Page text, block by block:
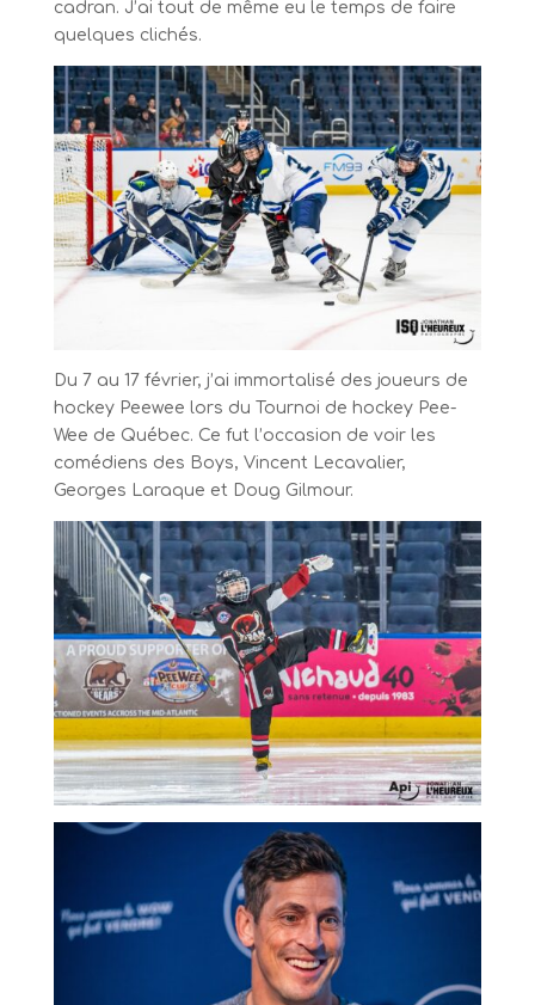
cadran. J’ai tout de même eu le temps de faire
quelques clichés.
Du 7 au 17 février, j’ai immortalisé des joueurs de
hockey Peewee lors du Tournoi de hockey Pee-
Wee de Québec. Ce fut l’occasion de voir les
comédiens des Boys, Vincent Lecavalier,
Georges Laraque et Doug Gilmour.